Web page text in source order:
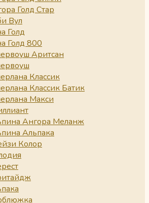
Голд Стар
Вул
Голд
Голд 800
Аритсан
Классик
Классик Батик
Макси
Ангора Меланж
Альпака
Колор